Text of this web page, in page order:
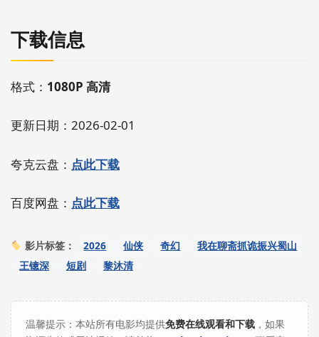
下载信息
格式： 1080P 高清
更新日期：2026-02-01
夸克云盘： 点此下载
百度网盘： 点此下载
影片标签： 2026 仙侠 奇幻
我在聊斋抓诡振兴蜀山
王镱深
短剧 黎沐清
温馨提示：本站所有电影均提供免费在线观看和下载 ，如果